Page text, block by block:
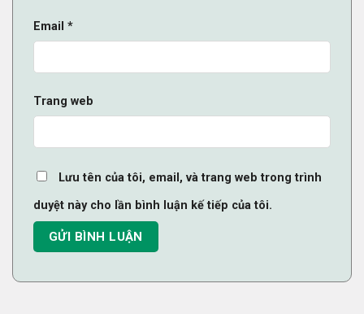
Email *
Trang web
Lưu tên của tôi, email, và trang web trong trình
duyệt này cho lần bình luận kế tiếp của tôi.